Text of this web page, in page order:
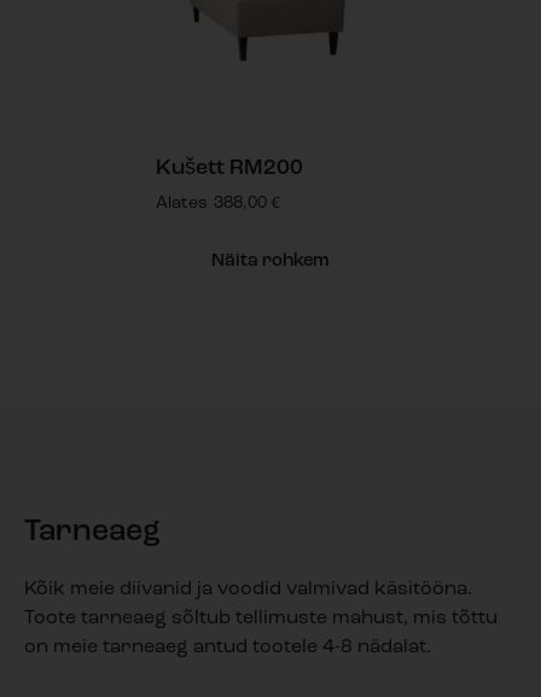
Kušett RM200
Alates 388,00 €
Näita rohkem
Tarneaeg
Kõik meie diivanid ja voodid valmivad käsitööna.
Toote tarneaeg sõltub tellimuste mahust, mis tõttu
on meie tarneaeg antud tootele 4-8 nädalat.